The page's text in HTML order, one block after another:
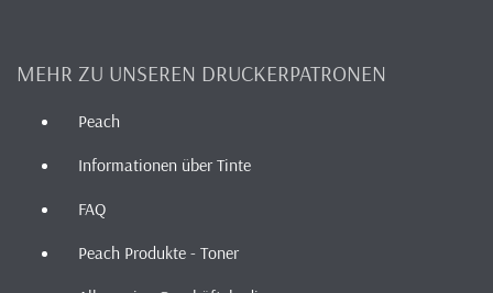
MEHR ZU UNSEREN DRUCKERPATRONEN
Peach
Informationen über Tinte
FAQ
Peach Produkte - Toner